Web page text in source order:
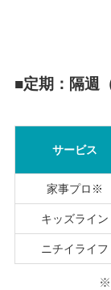
■定期：隔週
サービス
家事プロ※
キッズライン
ニチイライフ
※